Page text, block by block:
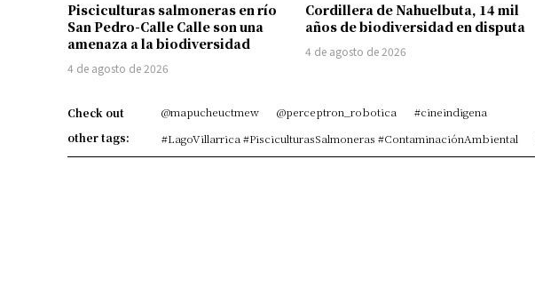
Pisciculturas salmoneras en río
San Pedro-Calle Calle son una
amenaza a la biodiversidad
4 de agosto de 2026
Cordillera de Nahuelbuta, 14 mil
años de biodiversidad en disputa
4 de agosto de 2026
Check out
other tags:
@mapucheuctmew @perceptron_robotica
#cineindigena
#LagoVillarrica #PisciculturasSalmoneras #ContaminaciónAmbiental